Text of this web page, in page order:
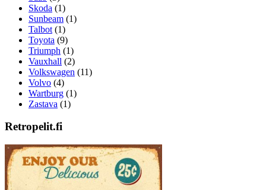
Skoda (1)
Sunbeam (1)
Talbot (1)
Toyota (9)
Triumph (1)
Vauxhall (2)
Volkswagen (11)
Volvo (4)
Wartburg (1)
Zastava (1)
Retropelit.fi